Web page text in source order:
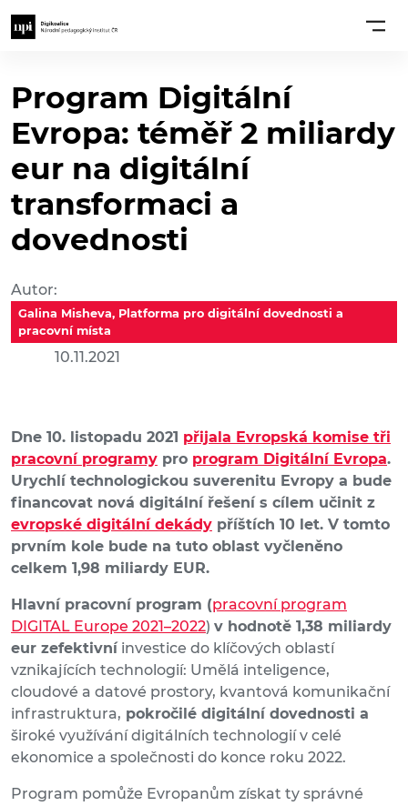
Program Digitální
Evropa: téměř 2 miliardy
eur na digitální
transformaci a
dovednosti
Autor:
Galina Misheva, Platforma pro digitální dovednosti a
pracovní místa
10.11.2021
Dne 10. listopadu 2021 přijala Evropská komise tři
pracovní programy pro program Digitální Evropa.
Urychlí technologickou suverenitu Evropy a bude
financovat nová digitální řešení s cílem učinit z
evropské digitální dekády příštích 10 let. V tomto
prvním kole bude na tuto oblast vyčleněno
celkem 1,98 miliardy EUR.
Hlavní pracovní program (pracovní program
DIGITAL Europe 2021–2022) v hodnotě 1,38 miliardy
eur zefektivní investice do klíčových oblastí
vznikajících technologií: Umělá inteligence,
cloudové a datové prostory, kvantová komunikační
infrastruktura, pokročilé digitální dovednosti a
široké využívání digitálních technologií v celé
ekonomice a společnosti do konce roku 2022.
Program pomůže Evropanům získat ty správné